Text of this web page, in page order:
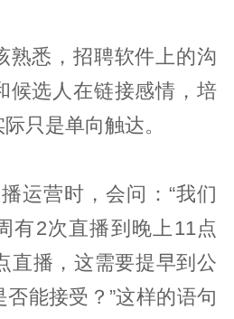
熟悉，招聘软件上的沟
候选人在链接感情，培
只是单向触达。
运营时，会问：“我们
有2次直播到晚上11点
直播，这需要提早到公
能接受？”这样的语句